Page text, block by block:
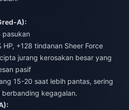
A):
pasukan
+128 tindanan Sheer Force
jurang kerosakan besar yang
pasif
15-20 saat lebih pantas, sering
kegagalan.